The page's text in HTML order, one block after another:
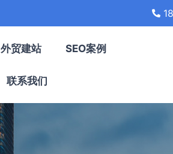
外贸建站 SEO案例
联系我们